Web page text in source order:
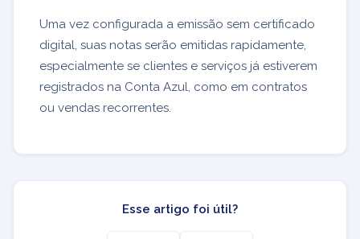
Uma vez configurada a emissão sem certificado
digital, suas notas serão emitidas rapidamente,
especialmente se clientes e serviços já estiverem
registrados na Conta Azul, como em contratos
ou vendas recorrentes.
Esse artigo foi útil?